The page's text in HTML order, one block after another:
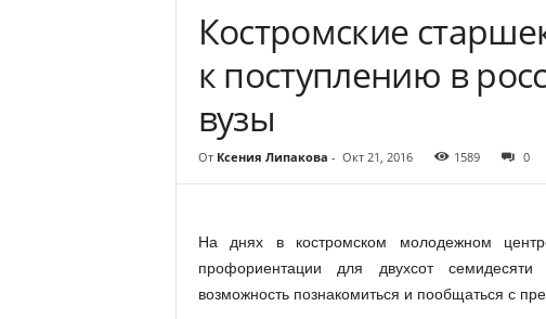
Костромские
к поступлению в
вузы
От Ксения Липакова - Окт 21, 2016 1589 0
На днях в костромском молодежном
профориентации для двухсот
возможность познакомиться и пообщаться с